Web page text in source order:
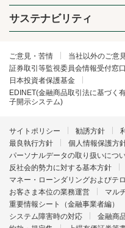
サステナビリティ
ご意見・苦情
当社以外のご意
証券取引等監視委員会情報受付窓口
日本投資者保護基金
EDINET(金融商品取引法に基づく
子開示システム)
サイトポリシー 勧誘方針
最良執行方針
個人情報保護方
パーソナルデータの取り扱いにつ
反社会的勢力に対する基本方針
マネー・ローンダリングおよびテ
お客さま本位の業務運営
マル
重要情報シート（金融事業者編）
システム障害時の対応
金融商